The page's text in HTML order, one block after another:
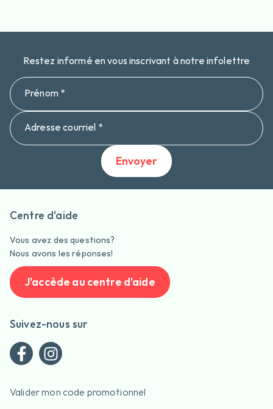
Restez informé en vous inscrivant à notre infolettre
Prénom *
Adresse courriel *
Envoyer
Centre d'aide
Vous avez des questions?
Nous avons les réponses!
J'accède au centre d'aide
Suivez-nous sur
Valider mon code promotionnel